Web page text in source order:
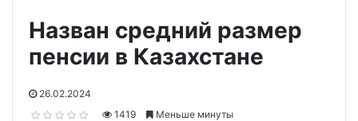
Назван средний размер
пенсии в Казахстане
26.02.2024
1419
Меньше минуты